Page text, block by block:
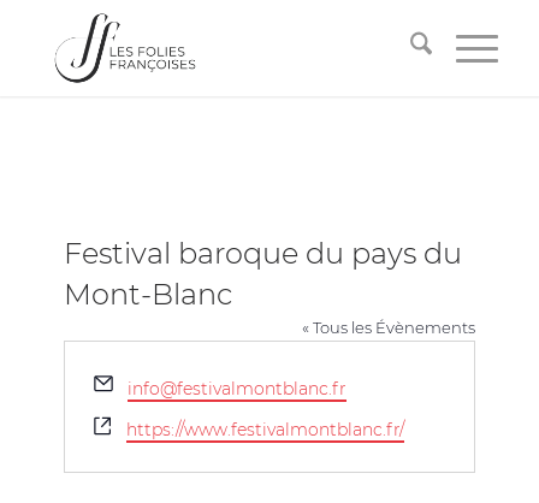
Festival baroque du pays du
Mont-Blanc
« Tous les Évènements
Email
info@festivalmontblanc.fr
Site
web
https://www.festivalmontblanc.fr/